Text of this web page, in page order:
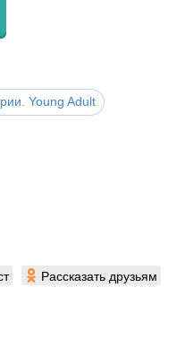
Young Adult
Рассказать друзьям